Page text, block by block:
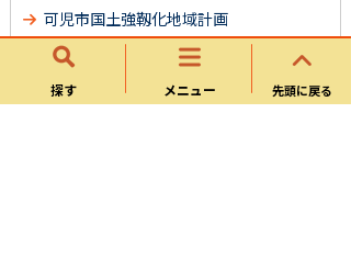
探す メニュー 先頭に戻る
可児市国土強靱化地域計画
可児市地域防災計画
避難行動要支援者支援制度について